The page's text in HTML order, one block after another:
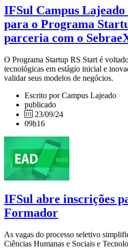
IFSul Campus
para o Programa
parceria com o
O Programa Startup RS Start é
tecnológicas em estágio inicial e
validar seus modelos de negócios.
Escrito por Campus Lajeado
publicado
23/09/24
09h16
IFSul abre inscrições
Formador
As vagas do processo seletivo
Ciências Humanas e Sociais e